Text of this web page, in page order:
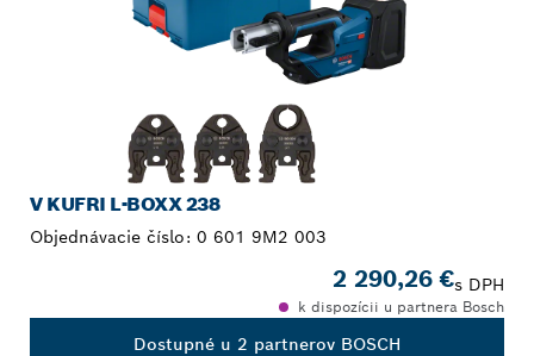
V KUFRI L-BOXX 238
Objednávacie číslo: 0 601 9M2 003
2 290,26 €s DPH
k dispozícii u partnera Bosch
Dostupné u 2 partnerov BOSCH